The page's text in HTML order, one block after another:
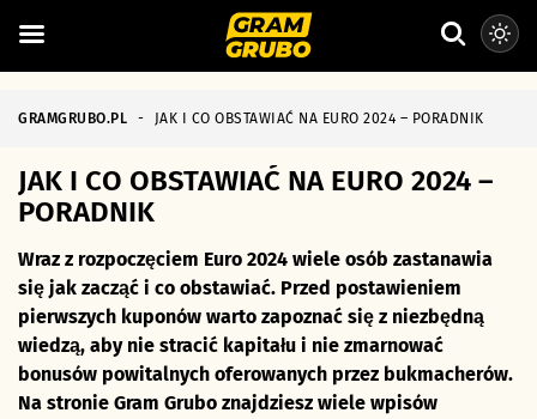
GRAMGRUBO.PL - JAK I CO OBSTAWIAĆ NA EURO 2024 – PORADNIK
JAK I CO OBSTAWIAĆ NA EURO 2024 –
PORADNIK
Wraz z rozpoczęciem Euro 2024 wiele osób zastanawia
się jak zacząć i co obstawiać. Przed postawieniem
pierwszych kuponów warto zapoznać się z niezbędną
wiedzą, aby nie stracić kapitału i nie zmarnować
bonusów powitalnych oferowanych przez bukmacherów.
Na stronie Gram Grubo znajdziesz wiele wpisów